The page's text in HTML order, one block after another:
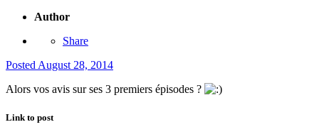
Author
Share
PostedAugust 28, 2014
Alors vos avis sur ses 3 premiers épisodes ?
Link to post